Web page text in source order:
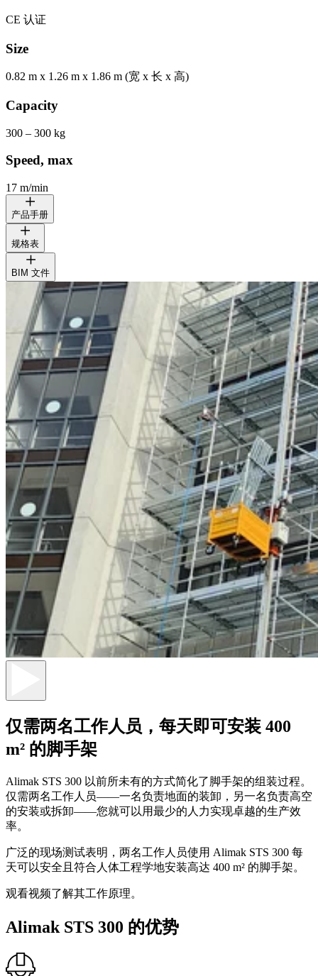
CE 认证
Size
0.82 m x 1.26 m x 1.86 m (宽 x 长 x 高)
Capacity
300 – 300 kg
Speed, max
17 m/min
产品手册
ALIMAK STS 300
脚手架运输系统
规格表
ALIMAK STS 300
脚手架运输系统
BIM 文件
ALIMAK STS 300
在 3D BIM 库中查看
仅需两名工作人员，每天即可安装 400
m² 的脚手架
Alimak STS 300 以前所未有的方式简化了脚手架的组装过程。
仅需两名工作人员——一名负责地面的装卸，另一名负责高空
的安装或拆卸——您就可以用最少的人力实现卓越的生产效
率。
广泛的现场测试表明，两名工作人员使用 Alimak STS 300 每
天可以安全且符合人体工程学地安装高达 400 m² 的脚手架。
观看视频了解其工作原理。
Alimak STS 300 的优势